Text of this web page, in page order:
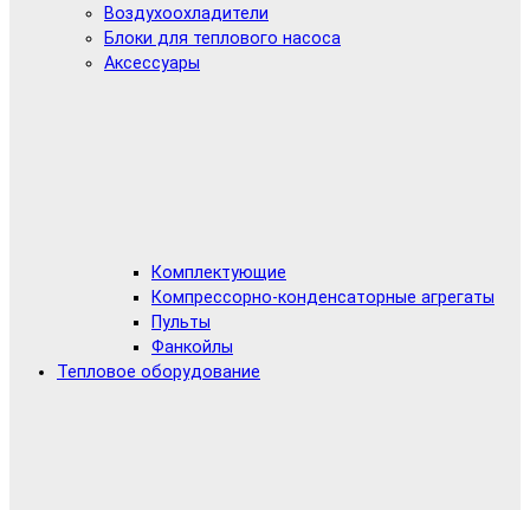
Воздухоохладители
Блоки для теплового насоса
Аксессуары
Комплектующие
Компрессорно-конденсаторные агрегаты
Пульты
Фанкойлы
Тепловое оборудование